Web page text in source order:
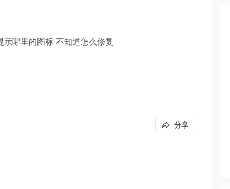
哪里的图标 不知道怎么修复
分享